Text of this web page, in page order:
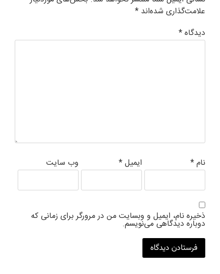
علامت‌گذاری شده‌اند *
دیدگاه*
نام* ایمیل* وب‌ سایت
ذخیره نام، ایمیل و وبسایت من در مرورگر برای زمانی که
دوباره دیدگاهی می‌نویسم.